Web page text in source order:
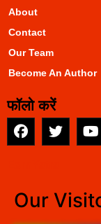
About
Contact
Our Team
Become An Author
फॉलो करें
Our